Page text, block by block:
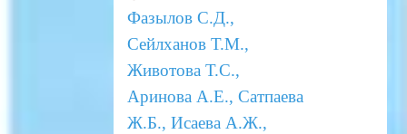
Фазылов С.Д.,
Сейлханов Т.М.,
Животова Т.С.,
Аринова А.Е., Сатпаева
Ж.Б., Исаева А.Ж.,